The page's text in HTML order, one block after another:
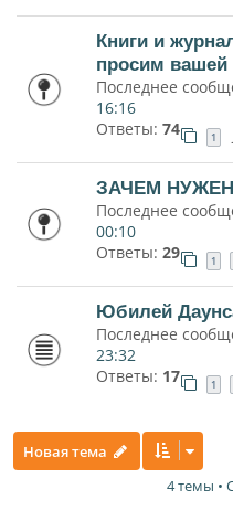
Книги и
просим
Последнее
16:16
Ответы: 74 1
ЗАЧЕМ
Последнее
00:10
Ответы: 29 1
Юбилей
Последнее
23:32
Ответы: 17 1
Новая тема
4 темы •